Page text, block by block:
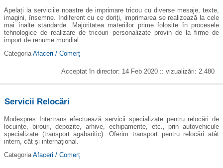
Apelați la serviciile noastre de imprimare tricou cu diverse mesaje, texte,
imagini, însemne. Indiferent cu ce doriți, imprimarea se realizează la cele
mai înalte standarde. Majoritatea materiilor prime folosite în procesele
tehnologice de realizare de tricouri personalizate provin de la firme de
import de renume mondial.
Categoria Afaceri / Comerț
Acceptat în director: 14 Feb 2020 :: vizualizări: 2.480
Servicii Relocări
Modexpres Intertrans efectuează servicii specializate pentru relocări de
locuințe, birouri, depozite, arhive, echipamente, etc., prin autovehicule
specializate (transport agabaritic). Oferim transport pentru relocări atât
intern, cât și internațional.
Categoria Afaceri / Comerț